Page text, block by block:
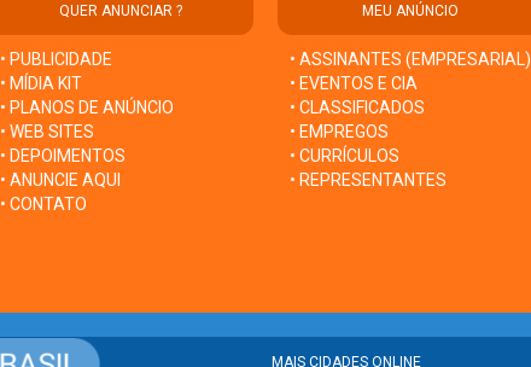
QUER ANUNCIAR ?
• PUBLICIDADE
• MÍDIA KIT
• PLANOS DE ANÚNCIO
• WEB SITES
• DEPOIMENTOS
• ANUNCIE AQUI
• CONTATO
MEU ANÚNCIO
• ASSINANTES (EMPRESARIAL)
• EVENTOS E CIA
• CLASSIFICADOS
• EMPREGOS
• CURRÍCULOS
• REPRESENTANTES
MAIS CIDADES ONLINE